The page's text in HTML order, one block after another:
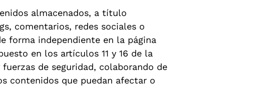
almacenados, a título
comentarios, redes sociales o
forma independiente en la página
en los artículos 11 y 16 de la
de seguridad, colaborando de
contenidos que puedan afectar o